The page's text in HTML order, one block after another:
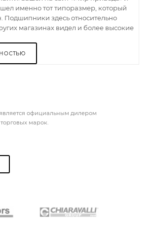
именно тот типоразмер, который
Подшипники здесь относительно
магазинах видел и более высокие
официальным дилером
марок.